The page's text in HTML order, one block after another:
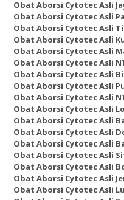
Obat Aborsi Cytotec Asli
Obat Aborsi Cytotec Asli
Obat Aborsi Cytotec Asli
Obat Aborsi Cytotec Asli
Obat Aborsi Cytotec Asli
Obat Aborsi Cytotec Asli
Obat Aborsi Cytotec Asli
Obat Aborsi Cytotec Asli
Obat Aborsi Cytotec Asli
Obat Aborsi Cytotec Asli
Obat Aborsi Cytotec Asli
Obat Aborsi Cytotec Asli
Obat Aborsi Cytotec Asli
Obat Aborsi Cytotec Asli
Obat Aborsi Cytotec Asli
Obat Aborsi Cytotec Asli
Obat Aborsi Cytotec Asli